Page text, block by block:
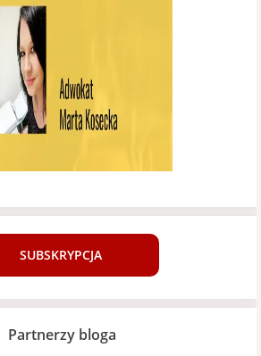
SUBSKRYPCJA
Partnerzy bloga